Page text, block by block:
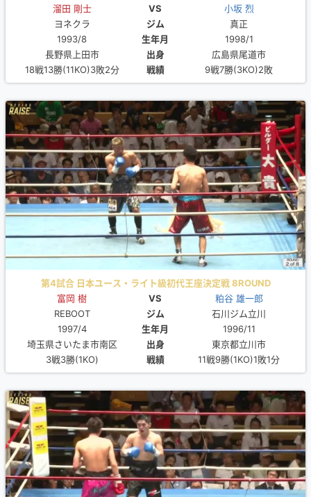
溜田 剛士
VS
小坂 烈
ヨネクラ
ジム
真正
1993/8
生年月
1998/1
長野県上田市
出身
広島県尾道市
18戦13勝(11KO)3敗2分
戦績 9戦7勝(3KO)2敗
第4試合 日本ユース・ライト級初代王座決定戦 8ROUND
富岡 樹
VS
粕谷 雄一郎
REBOOT
ジム
石川ジム立川
1997/4
生年月
1996/11
埼玉県さいたま市南区
出身
東京都立川市
3戦3勝(1KO)
戦績 11戦9勝(1KO)1敗1分